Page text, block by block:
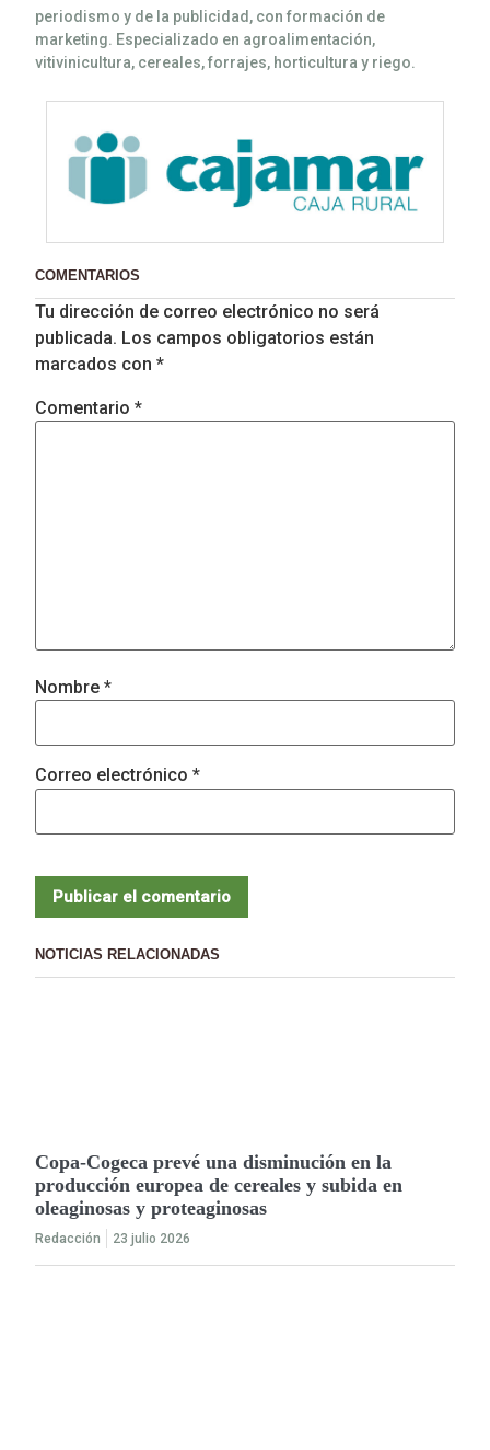
periodismo y de la publicidad, con formación de
marketing. Especializado en agroalimentación,
vitivinicultura, cereales, forrajes, horticultura y riego.
COMENTARIOS
Tu dirección de correo electrónico no será
publicada. Los campos obligatorios están
marcados con *
Comentario *
Nombre *
Correo electrónico *
NOTICIAS RELACIONADAS
Copa-Cogeca prevé una disminución en la
producción europea de cereales y subida en
oleaginosas y proteaginosas
Redacción 23 julio 2026